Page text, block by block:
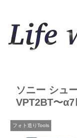
ソニー シュ
VPT2BT〜
フォト造りTools